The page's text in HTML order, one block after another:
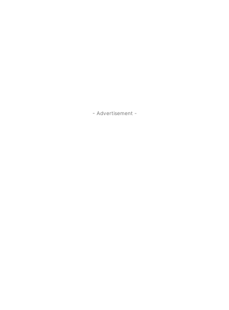
- Advertisement -